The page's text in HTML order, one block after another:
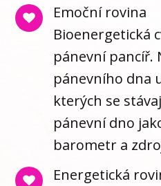
Emoční rovina
Bioenergetická
pánevní pancíř.
pánevního dna
kterých se
pánevní dno
barometr a
Energetická